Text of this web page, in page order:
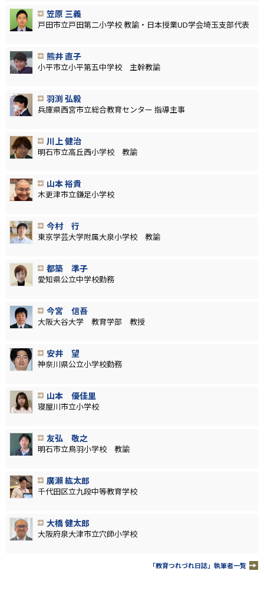
笠原 三義
戸田市立戸田第二小学校 教諭・日本授業UD学会埼玉支部代表
熊井 直子
小平市立小平第五中学校 主幹教諭
羽渕 弘毅
兵庫県西宮市立総合教育センター 指導主事
川上 健治
明石市立高丘西小学校 教諭
山本 裕貴
木更津市立鎌足小学校
今村 行
東京学芸大学附属大泉小学校 教諭
都築 準子
愛知県公立中学校勤務
今宮 信吾
大阪大谷大学 教育学部 教授
安井 望
神奈川県公立小学校勤務
山本 優佳里
寝屋川市立小学校
友弘 敬之
明石市立鳥羽小学校 教諭
廣瀨 紘太郎
千代田区立九段中等教育学校
大橋 健太郎
大阪府泉大津市立穴師小学校
「教育つれづれ日誌」執筆者一覧